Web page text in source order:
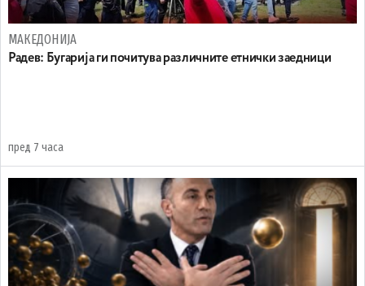
МАКЕДОНИЈА
Радев: Бугарија ги почитува различните етнички заедници
пред 7 часа